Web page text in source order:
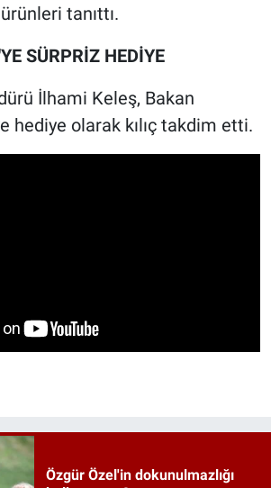
tanıttı.
SÜRPRİZ HEDİYE
İlhami Keleş, Bakan
hediye olarak kılıç takdim etti.
Özgür Özel'in dokunulmazlığı